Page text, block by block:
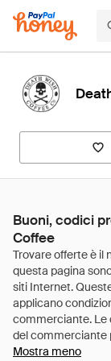
Buoni, codici
Coffee
Mostra meno